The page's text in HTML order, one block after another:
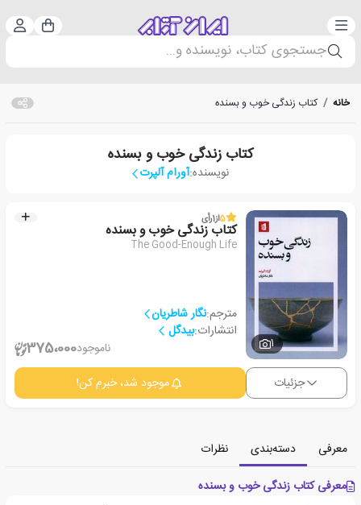
دسته‌بندی سبد
جستجوی کتاب، نویسنده و...
خانه / کتاب زندگی خوب و بسنده
کتاب زندگی خوب و بسنده
نویسنده:آورام آلپرت
1
5از1رأی
کتاب زندگی خوب و بسنده
The Good-Enough Life
مترجم:نگار شاطریان
انتشارات:بیدگل
ناموجود375،000
جزئیات موجود شد، خبرم کن!
معرفی دسته‌بندی
نظرات
معرفی کتاب زندگی خوب و بسنده